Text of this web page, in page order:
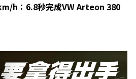
h：6.8秒完成VW Arteon 380